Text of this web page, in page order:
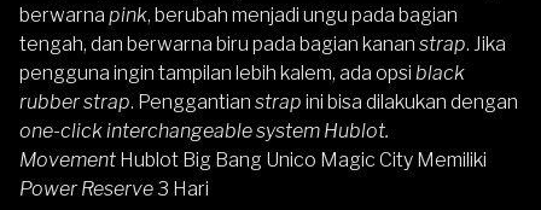
berwarna pink, berubah menjadi ungu pada bagian
tengah, dan berwarna biru pada bagian kanan strap. Jika
pengguna ingin tampilan lebih kalem, ada opsi black
rubber strap. Penggantian strap ini bisa dilakukan dengan
one-click interchangeable system Hublot.
Movement Hublot Big Bang Unico Magic City Memiliki
Power Reserve3 Hari